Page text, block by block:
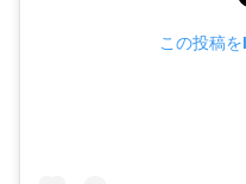
この投稿